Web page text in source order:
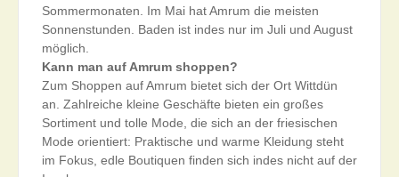
Sommermonaten. Im Mai hat Amrum die meisten
Sonnenstunden. Baden ist indes nur im Juli und August
möglich.
Kann man auf Amrum shoppen?
Zum Shoppen auf Amrum bietet sich der Ort Wittdün
an. Zahlreiche kleine Geschäfte bieten ein großes
Sortiment und tolle Mode, die sich an der friesischen
Mode orientiert: Praktische und warme Kleidung steht
im Fokus, edle Boutiquen finden sich indes nicht auf der